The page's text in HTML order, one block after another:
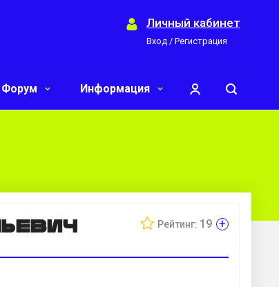
Личный кабинет
Вход / Регистрация
Форум Информация
Рейтинг: 19 +